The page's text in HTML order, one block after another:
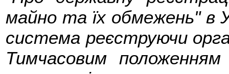
майно та їх обмежень" в
система реєструючи
Тимчасовим